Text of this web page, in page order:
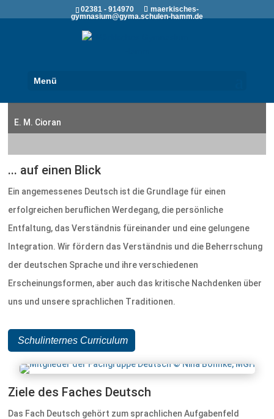
02381 - 914970
maerkisches-
gymnasium@gyma.schulen-hamm.de
Menü
E. M. Cioran
... auf einen Blick
Ein angemessenes Deutsch ist die Grundlage für einen
erfolgreichen beruflichen Werdegang, die persönliche
Entfaltung, das Verständnis füreinander und eine gelungene
Integration. Wir fördern das Verständnis und die Beherrschung
der deutschen Sprache und ihre verschiedenen
Erscheinungsformen, aber auch das kritische Nachdenken über
uns und unsere sprachlichen Traditionen.
Schulinternes Curriculum
Ziele des Faches Deutsch
Das Fach Deutsch gehört zum sprachlichen Aufgabenfeld